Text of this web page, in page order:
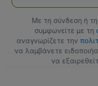
Με τη σύνδεση ή τη
συμφωνείτε με τη
αναγνωρίζετε την
να λαμβάνετε
να